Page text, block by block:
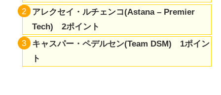
アレクセイ・ルチェンコ(Astana – Premier
Tech) 2ポイント
キャスパー・ペデルセン(Team DSM) 1ポイン
ト